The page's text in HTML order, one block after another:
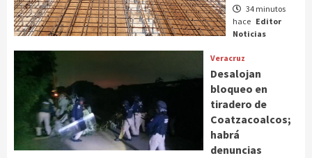
34 minutos
hace Editor
Noticias
Veracruz
Desalojan
bloqueo en
tiradero de
Coatzacoalcos;
habrá
denuncias